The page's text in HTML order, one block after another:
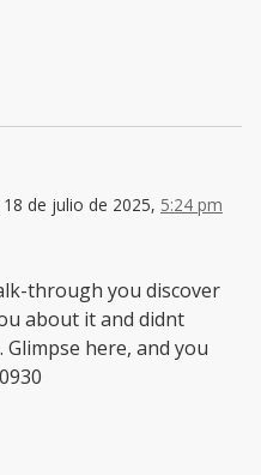
18 de julio de 2025, 5:24 pm
through you discover
about it and didnt
here, and you